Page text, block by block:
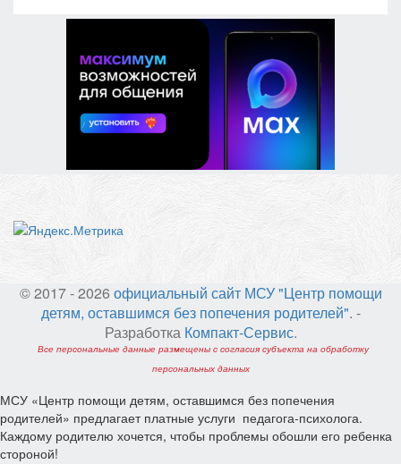
© 2017 - 2026 официальный сайт МСУ "Центр помощи
детям, оставшимся без попечения родителей". -
Разработка Компакт-Сервис.
Все персональные данные размещены с согласия субъекта на обработку
персональных данных
МСУ «Центр помощи детям, оставшимся без попечения
родителей» предлагает платные услуги педагога-психолога.
Каждому родителю хочется, чтобы проблемы обошли его ребенка
стороной!